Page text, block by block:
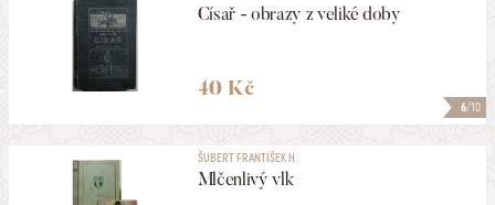
6/10
Císař - obrazy z veliké doby
40 Kč
ŠUBERT FRANTIŠEK H.
Mlčenlivý vlk